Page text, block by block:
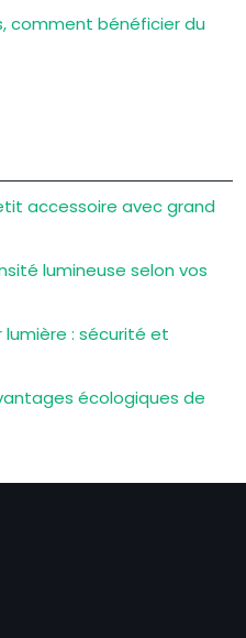
comment bénéficier du
accessoire avec grand
lumineuse selon vos
: sécurité et
écologiques de